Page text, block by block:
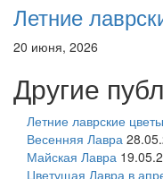
Летние
20 июня, 2026
Другие
Летние лаврские цветы
Весенняя Лавра
Майская Лавра
Цветущая Лавра в